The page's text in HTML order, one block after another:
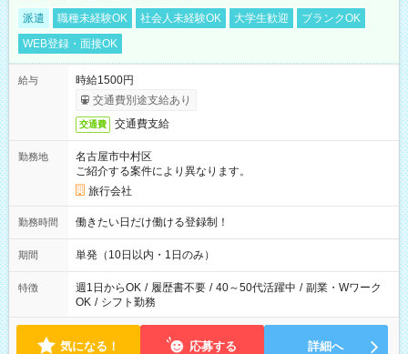
派遣 職種未経験OK 社会人未経験OK 大学生歓迎
ブランクOK
WEB登録・面接OK
給与
時給1500円
交通費別途支給あり
交通費 交通費支給
勤務地
名古屋市中村区
ご紹介する案件により異なります。
旅行会社
勤務時間 働きたい日だけ働ける登録制！
期間 単発（10日以内・1日のみ）
特徴 週1日からOK / 履歴書不要 / 40～50代活躍中 / 副業・Wワーク
OK / シフト勤務
気になる！ 応募する 詳細へ